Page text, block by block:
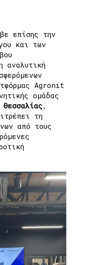
επίσης την
και των
Agronit
ομάδας
Θεσσαλίας,
τη
από τους